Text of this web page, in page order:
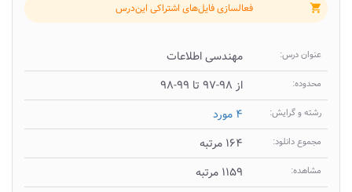
shopping_cart فعالسازی فایل‌های اشتراکی این‌درس
عنوان درس: مهندسی اطلاعات
محدوده: از ۹۸-۹۷ تا ۹۹-۹۸
رشته و گرایش: ۴ مورد
مجموع دانلود: ۱۶۴ مرتبه
مشاهده: ۱۱۵۹ مرتبه